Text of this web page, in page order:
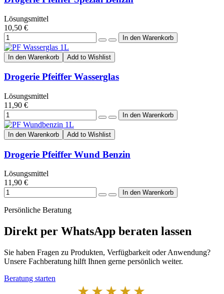
Lösungsmittel
10,50 €
In den Warenkorb Add to Wishlist
Drogerie Pfeiffer Wasserglas
Lösungsmittel
11,90 €
In den Warenkorb Add to Wishlist
Drogerie Pfeiffer Wund Benzin
Lösungsmittel
11,90 €
Persönliche Beratung
Direkt per WhatsApp beraten lassen
Sie haben Fragen zu Produkten, Verfügbarkeit oder Anwendung?
Unsere Fachberatung hilft Ihnen gerne persönlich weiter.
Beratung starten